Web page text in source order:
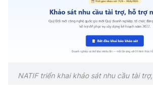
Vietnamese
MINISTRY OF SCIENCE AND
NATIF triển khai khảo sát nhu cầu tài